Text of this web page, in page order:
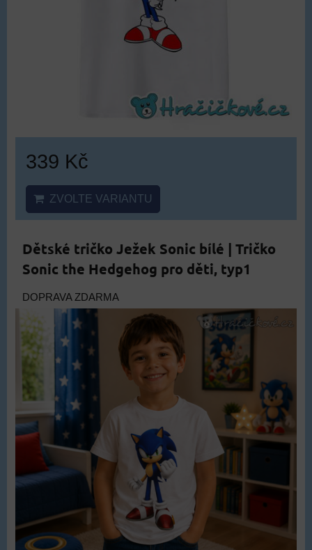
339 Kč
ZVOLTE VARIANTU
Dětské tričko Ježek Sonic bílé | Tričko
Sonic the Hedgehog pro děti, typ1
DOPRAVA ZDARMA